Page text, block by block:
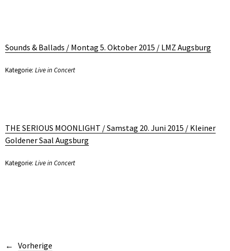
Sounds & Ballads / Montag 5. Oktober 2015 / LMZ Augsburg
Kategorie: Live in Concert
THE SERIOUS MOONLIGHT / Samstag 20. Juni 2015 / Kleiner
Goldener Saal Augsburg
Kategorie: Live in Concert
Vorherige